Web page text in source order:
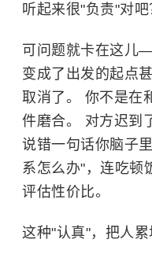
听起来很"负责"对吧
可问题就卡在这儿
变成了出发的起点
取消了。 你不是在
件磨合。 对方迟到
说错一句话你脑子
系怎么办"，连吃顿
评估性价比。
这种"认真"，把人累